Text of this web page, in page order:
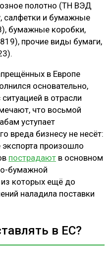
полотно (ТН ВЭД
салфетки и бумажные
бумажные коробки,
прочие виды бумаги,
в Европе
основательно,
в отрасли
что восьмой
уступает
вреда бизнесу не несёт:
произошло
пострадают в основном
бумажной
которых ещё до
наладила поставки
в ЕС?